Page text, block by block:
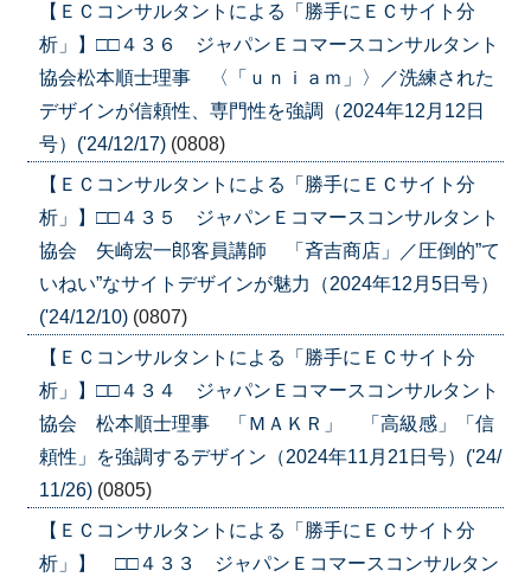
【ＥＣコンサルタントによる「勝手にＥＣサイト分
析」】□□４３６ ジャパンＥコマースコンサルタント
協会松本順士理事 〈「ｕｎｉａｍ」〉／洗練された
デザインが信頼性、専門性を強調（2024年12月12日
号）('24/12/17) (0808)
【ＥＣコンサルタントによる「勝手にＥＣサイト分
析」】□□４３５ ジャパンＥコマースコンサルタント
協会 矢崎宏一郎客員講師 「斉吉商店」／圧倒的”て
いねい”なサイトデザインが魅力（2024年12月5日号）
('24/12/10) (0807)
【ＥＣコンサルタントによる「勝手にＥＣサイト分
析」】□□４３４ ジャパンＥコマースコンサルタント
協会 松本順士理事 「ＭＡＫＲ」 「高級感」「信
頼性」を強調するデザイン（2024年11月21日号）('24/
11/26) (0805)
【ＥＣコンサルタントによる「勝手にＥＣサイト分
析」】 □□４３３ ジャパンＥコマースコンサルタン